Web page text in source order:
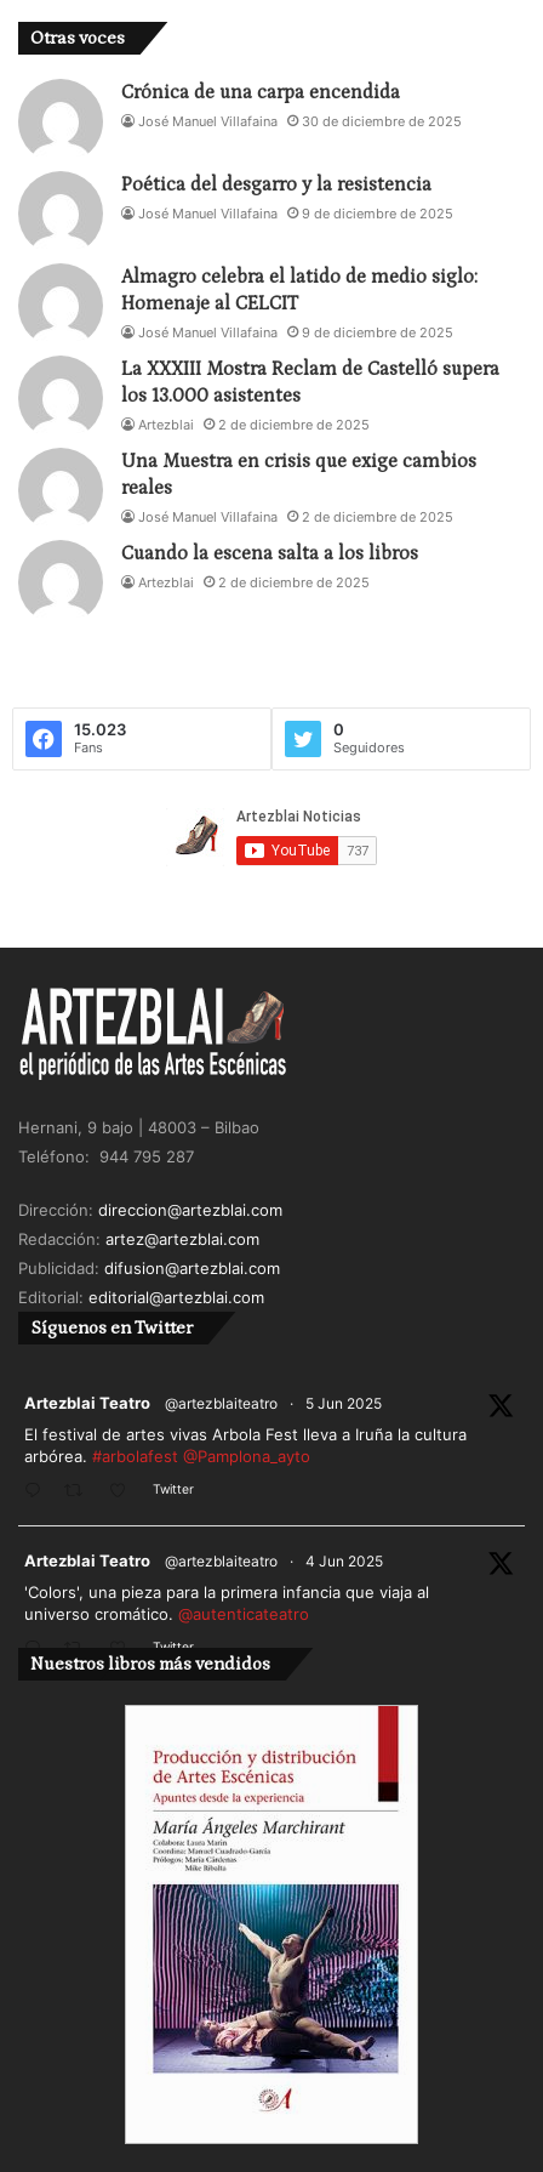
Otras voces
Crónica de una carpa encendida
José Manuel Villafaina 30 de diciembre de 2025
Poética del desgarro y la resistencia
José Manuel Villafaina 9 de diciembre de 2025
Almagro celebra el latido de medio siglo:
Homenaje al CELCIT
José Manuel Villafaina 9 de diciembre de 2025
La XXXIII Mostra Reclam de Castelló supera
los 13.000 asistentes
Artezblai 2 de diciembre de 2025
Una Muestra en crisis que exige cambios
reales
José Manuel Villafaina 2 de diciembre de 2025
Cuando la escena salta a los libros
Artezblai 2 de diciembre de 2025
15.023
Fans
0
Seguidores
Hernani, 9 bajo | 48003 – Bilbao
Teléfono: 944 795 287
Dirección: direccion@artezblai.com
Redacción: artez@artezblai.com
Publicidad: difusion@artezblai.com
Editorial: editorial@artezblai.com
Síguenos en Twitter
Artezblai Teatro @artezblaiteatro · 5 Jun 2025
El festival de artes vivas Arbola Fest lleva a Iruña la cultura
arbórea. #arbolafest @Pamplona_ayto
Twitter
Artezblai Teatro @artezblaiteatro · 4 Jun 2025
'Colors', una pieza para la primera infancia que viaja al
universo cromático. @autenticateatro
Twitter
Cargar más
Nuestros libros más vendidos